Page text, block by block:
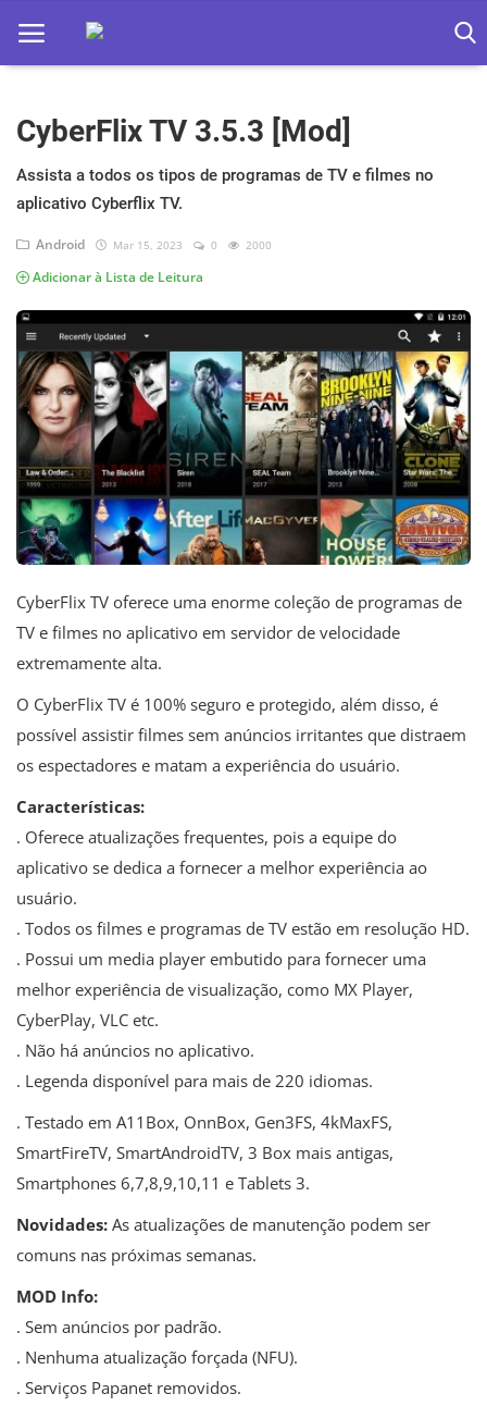
Home
Apps
Games
Web
Música
Jogos hoje na TV
CyberFlix TV 3.5.3 [Mod]
Assista a todos os tipos de programas de TV e filmes no
aplicativo Cyberflix TV.
Android Mar 15, 2023 0 2000
Adicionar à Lista de Leitura
CyberFlix TV oferece uma enorme coleção de programas de
TV e filmes no aplicativo em servidor de velocidade
extremamente alta.
O CyberFlix TV é 100% seguro e protegido, além disso, é
possível assistir filmes sem anúncios irritantes que distraem
os espectadores e matam a experiência do usuário.
Características:
. Oferece atualizações frequentes, pois a equipe do
aplicativo se dedica a fornecer a melhor experiência ao
usuário.
. Todos os filmes e programas de TV estão em resolução HD.
. Possui um media player embutido para fornecer uma
melhor experiência de visualização, como MX Player,
CyberPlay, VLC etc.
. Não há anúncios no aplicativo.
. Legenda disponível para mais de 220 idiomas.
. Testado em A11Box, OnnBox, Gen3FS, 4kMaxFS,
SmartFireTV, SmartAndroidTV, 3 Box mais antigas,
Smartphones 6,7,8,9,10,11 e Tablets 3.
Novidades: As atualizações de manutenção podem ser
comuns nas próximas semanas.
MOD Info:
. Sem anúncios por padrão.
. Nenhuma atualização forçada (NFU).
. Serviços Papanet removidos.